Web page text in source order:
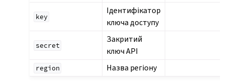
key
Ідентифікатор
ключа доступу
secret
Закритий
ключ API
region Назва регіону